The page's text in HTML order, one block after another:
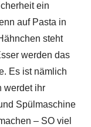
ein
auf Pasta in
steht
werden das
Es ist nämlich
werdet ihr
Spülmaschine
– SO viel